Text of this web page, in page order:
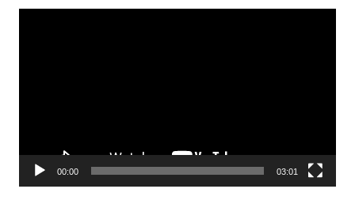
Odtwarzacz
00:00 03:01